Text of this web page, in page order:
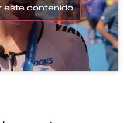
este contenido